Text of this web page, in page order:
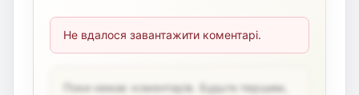
Не вдалося завантажити коментарі.
Поки немає коментарів. Будьте першим,